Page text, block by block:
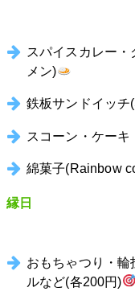
スパイスカレー
メン)
鉄板サンドイッ
スコーン・ケーキ
綿菓子(Rainbow
縁日
おもちゃつり・
ルなど(各200円)